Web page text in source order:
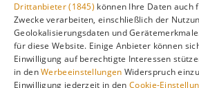
Gefällt dir diese Seite? Teile sie
Auf Pinterest
Drittanbieter (1845) können Ihre Daten auch
Zwecke verarbeiten, einschließlich der
Geolokalisierungsdaten und
für diese Website. Einige Anbieter können
Einwilligung auf berechtigte Interessen
in denWerbeeinstellungen Widerspruch
Einwilligung jederzeit in denCookie-